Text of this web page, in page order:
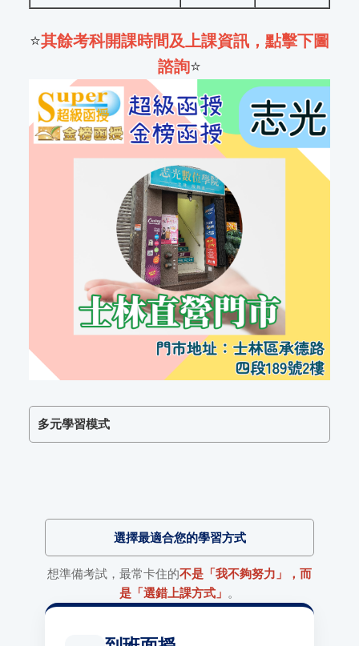
⭐其餘考科開課時間及上課資訊，點擊下圖
諮詢⭐
多元學習模式
選擇最適合您的學習方式
想準備考試，最常卡住的不是「我不夠努力」，而
是「選錯上課方式」 。